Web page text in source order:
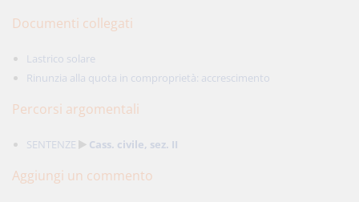
Documenti collegati
Lastrico solare
Rinunzia alla quota in comproprietà: accrescimento
Percorsi argomentali
SENTENZE Cass. civile, sez. II
Aggiungi un commento